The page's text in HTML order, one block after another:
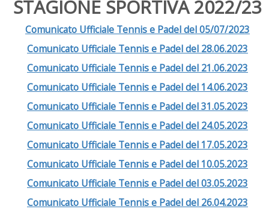
STAGIONE SPORTIVA 2022/23
Comunicato Ufficiale Tennis e Padel del 05/07/2023
Comunicato Ufficiale Tennis e Padel del 28.06.2023
Comunicato Ufficiale Tennis e Padel del 21.06.2023
Comunicato Ufficiale Tennis e Padel del 14.06.2023
Comunicato Ufficiale Tennis e Padel del 31.05.2023
Comunicato Ufficiale Tennis e Padel del 24.05.2023
Comunicato Ufficiale Tennis e Padel del 17.05.2023
Comunicato Ufficiale Tennis e Padel del 10.05.2023
Comunicato Ufficiale Tennis e Padel del 03.05.2023
Comunicato Ufficiale Tennis e Padel del 26.04.2023